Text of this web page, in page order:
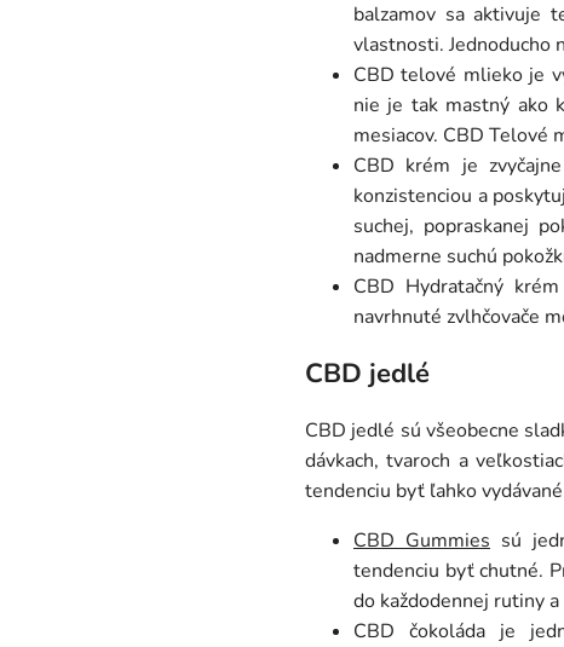
balzamov sa aktivuje
vlastnosti. Jednoducho
CBD telové mlieko je
nie je tak mastný ako
mesiacov. CBD Telové
CBD krém je
konzistenciou a
suchej, popraskanej
nadmerne suchú
CBD Hydratačný
navrhnuté zvlhčovače
CBD jedlé
CBD jedlé sú všeobecne
dávkach, tvaroch a
tendenciu byť ľahko
CBD Gummies sú
tendenciu byť chutné.
do každodennej rutiny
CBD čokoláda je